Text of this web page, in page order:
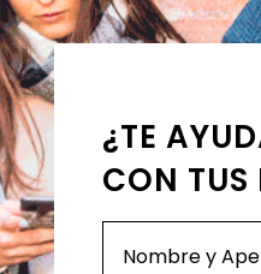
¿TE
CON TUS